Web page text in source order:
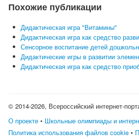
Похожие публикации
Дидактическая игра "Витамины"
Дидактическая игра как средство
Сенсорное воспитание детей
Дидактические игры в развитии
Дидактическая игра как средство
© 2014-2026, Всероссийский интернет-
О проекте • Школьные олимпиады и
Политика использования файлов cookie •